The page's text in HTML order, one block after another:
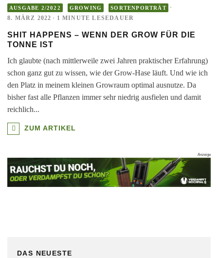
AUSGABE 2/2022 GROWING SORTENPORTRÄT
·
8. MÄRZ 2022 · 1 MINUTE LESEDAUER
SHIT HAPPENS – WENN DER GROW FÜR DIE
TONNE IST
Ich glaubte (nach mittlerweile zwei Jahren praktischer Erfahrung)
schon ganz gut zu wissen, wie der Grow-Hase läuft. Und wie ich
den Platz in meinem kleinen Growraum optimal ausnutze. Da
bisher fast alle Pflanzen immer sehr niedrig ausfielen und damit
reichlich...
ZUM ARTIKEL
DAS NEUESTE